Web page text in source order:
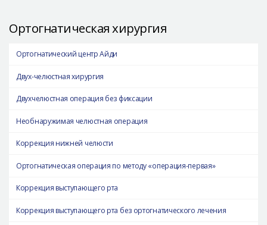
Ортогнатическая хирургия
Ортогнатический центр Айди
Двух-челюстная хирургия
Двухчелюстная операция без фиксации
Необнаружимая челюстная операция
Коррекция нижней челюсти
Ортогнатическая операция по методу «операция-первая»
Коррекция выступающего рта
Коррекция выступающего рта без ортогнатического лечения